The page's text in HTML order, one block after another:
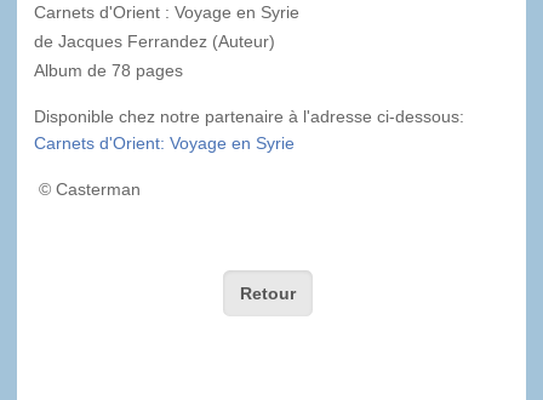
Carnets d'Orient : Voyage en Syrie
de Jacques Ferrandez (Auteur)
Album de 78 pages
Disponible chez notre partenaire à l'adresse ci-dessous:
Carnets d'Orient: Voyage en Syrie
© Casterman
Retour